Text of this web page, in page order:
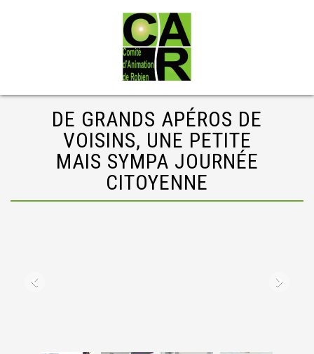
DE GRANDS APÉROS DE
VOISINS, UNE PETITE
MAIS SYMPA JOURNÉE
CITOYENNE